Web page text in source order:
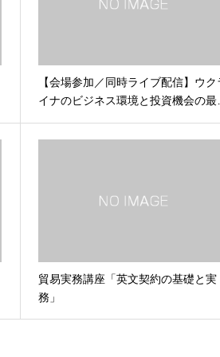
【会場参加／同時ライブ配信】ウク
イナのビジネス環境と投資機会の
貿易実務講座「英文契約の基礎と実
務」